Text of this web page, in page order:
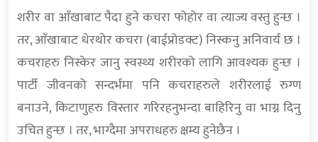
शरीर वा आँखाबाट पैदा हुने कचरा फोहोर वा त्याज्य वस्तु हुन्छ ।
तर, आँखाबाट धेरथोर कचरा (बाईप्रोडक्ट) निस्कनु अनिवार्य छ ।
कचराहरु निस्केर जानु स्वस्थ्य शरीरको लागि आवश्यक हुन्छ ।
पार्टी जीवनको सन्दर्भमा पनि कचराहरुले शरीरलाई रुग्ण
बनाउने, किटाणुहरु विस्तार गरिरहनुभन्दा बाहिरिनु वा भाग्न दिनु
उचित हुन्छ । तर, भाग्दैमा अपराधहरु क्षम्य हुनेछैन ।